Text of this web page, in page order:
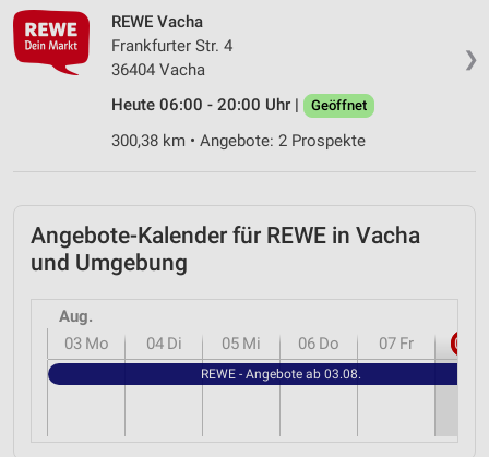
❯
REWE Vacha
Frankfurter Str. 4
36404 Vacha
Heute 06:00 - 20:00 Uhr |
Geöffnet
300,38 km • Angebote: 2 Prospekte
Angebote-Kalender für REWE in Vacha
und Umgebung
Aug.
03 Mo 04 Di 05 Mi 06 Do 07 Fr 08
REWE - Angebote ab 03.08.